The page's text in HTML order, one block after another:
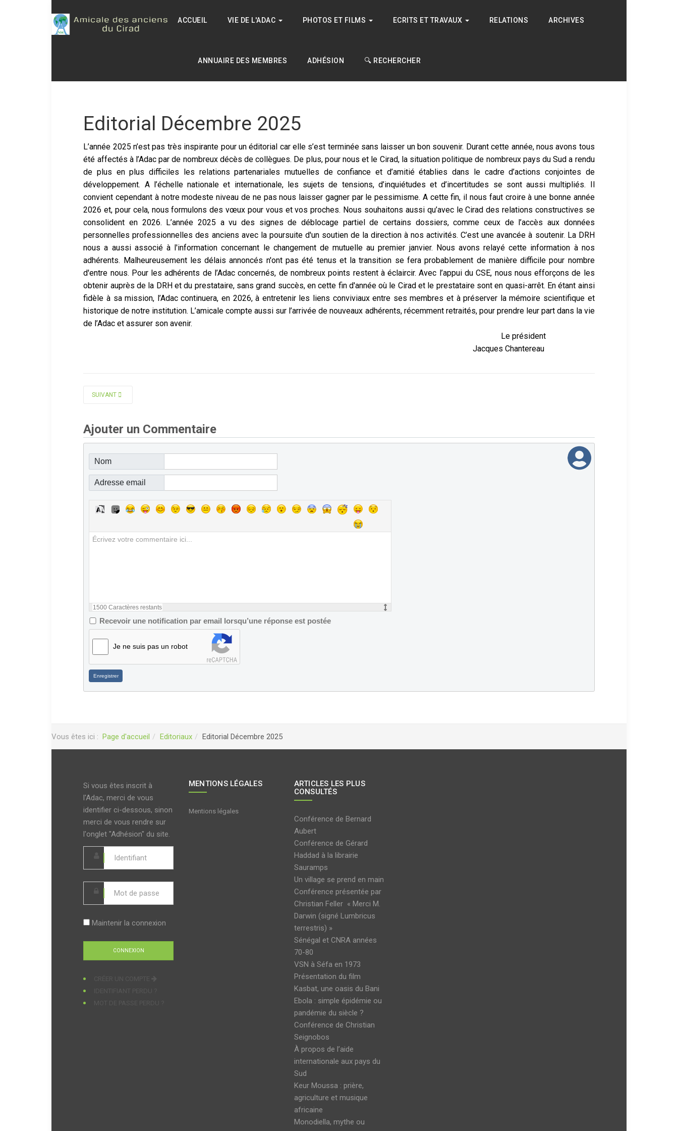
ACCUEIL VIE DE L'ADAC PHOTOS ET FILMS ECRITS ET TRAVAUX RELATIONS ARCHIVES
ANNUAIRE DES MEMBRES ADHÉSION 🔍 RECHERCHER
Editorial Décembre 2025
L’année 2025 n’est pas très inspirante pour un éditorial car elle s’est terminée sans laisser un bon souvenir. Durantcette année, nous avons tous
été affectés à l’Adac par de nombreux décès de collègues. De plus, pour nous et le Cirad, la situation politique de nombreux pays du Sud a rendu
de plus en plus difficiles les relations partenariales mutuelles de confiance et d’amitié établies dans le cadre d’actions conjointes de
développement. A l’échellenationale et internationale, les sujets de tensions, d’inquiétudes et d’incertitudes se sont aussi multipliés. Il
convientcependant à notre modeste niveau de ne pas nous laisser gagner par le pessimisme. A cette fin, il nous faut croireà une bonne année
2026 et, pour cela, nous formulons des vœux pour vous et vos proches. Nous souhaitons aussi qu’avec le Cirad des relations constructives se
consolident en 2026. L’année 2025 a vu des signes de déblocage partiel de certains dossiers, comme ceux de l’accès aux données
personnelles professionnelles des anciens avec la poursuite d'un soutien de la direction à nos activités. C’est une avancée à soutenir. La DRH
nous a aussi associé à l'information concernant le changement de mutuelle au premier janvier. Nous avons relayé cette information à nos
adhérents. Malheureusement les délais annoncés n'ont pas été tenus et la transition se fera probablement de manière difficile pour nombre
d'entre nous. Pour les adhérents de l’Adac concernés, de nombreux points restent àéclaircir. Avec l’appui du CSE, nous nous efforçons de les
obtenir auprès de la DRH et du prestataire, sans grand succès, en cette fin d'année où le Cirad et le prestataire sont en quasi-arrêt. En étant ainsi
fidèle à sa mission, l’Adac continuera, en 2026, à entretenir les liens conviviaux entre ses membres et à préserver la mémoire scientifique et
historique de notre institution. L’amicale compte aussi sur l’arrivée de nouveaux adhérents, récemment retraités, pour prendre leur part dans la vie
de l’Adac et assurer son avenir.
Le président
Jacques Chantereau
ARTICLE SUIVANT : EDITORIAL MARS 2025
SUIVANT
Ajouter un Commentaire
Nom
Adresse email
1500 Caractères restants
Recevoir une notification par email lorsqu’une réponse est postée
Je ne suis pas un robot
Enregistrer
Vous êtes ici : Page d'accueil Editoriaux Editorial Décembre 2025
Si vous êtes inscrit à
l'Adac, merci de vous
identifier ci-dessous, sinon
merci de vous rendre sur
l'onglet "Adhésion" du site.
Maintenir la connexion
MENTIONS LÉGALES
Mentions légales
ARTICLES LES PLUS
CONSULTÉS
Conférence de Bernard
Aubert
Conférence de Gérard
Haddad à la librairie
Sauramps
Un village se prend en main
Conférence présentée par
Christian Feller « Merci M.
Darwin (signé Lumbricus
terrestris) »
Sénégal et CNRA années
70-80
VSN à Séfa en 1973
Présentation du film
Kasbat, une oasis du Bani
Ebola : simple épidémie ou
pandémie du siècle ?
Conférence de Christian
Seignobos
À propos de l’aide
internationale aux pays du
Sud
Keur Moussa : prière,
agriculture et musique
africaine
Monodiella, mythe ou